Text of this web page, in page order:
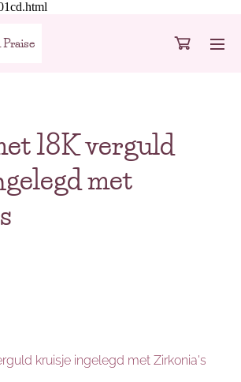
Praise
18K verguld
met
kruisje ingelegd met Zirkonia's